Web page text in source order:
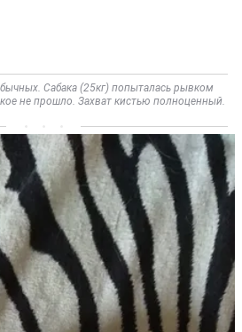
Сабака (25кг) попыталась рывком
не прошло. Захват кистью полноценный.